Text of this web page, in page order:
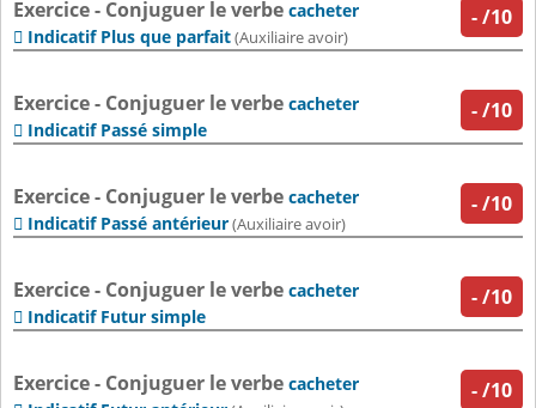
-/10
Exercice - Conjuguer le verbe cacheter
 Indicatif Plus que parfait(Auxiliaire avoir)
-/10
Exercice - Conjuguer le verbe cacheter
 Indicatif Passé simple
-/10
Exercice - Conjuguer le verbe cacheter
 Indicatif Passé antérieur(Auxiliaire avoir)
-/10
Exercice - Conjuguer le verbe cacheter
 Indicatif Futur simple
-/10
Exercice - Conjuguer le verbe cacheter